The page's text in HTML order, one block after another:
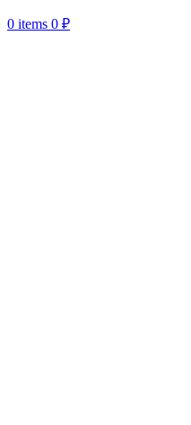
0 items 0 ₽